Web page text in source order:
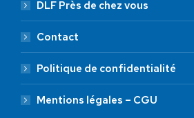
DLF Près de chez vous
Contact
Politique de confidentialité
Mentions légales – CGU